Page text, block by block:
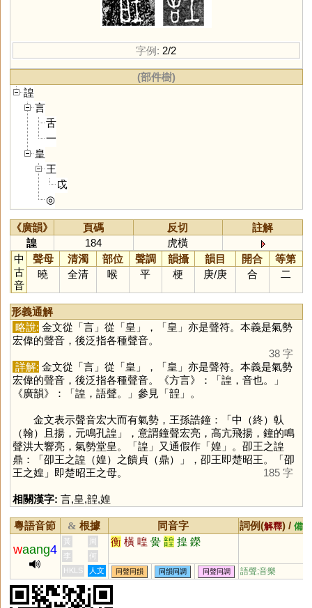
字例: 2/2
(部件樹)
諻
言
舌
一
皇
王
戉
◎
《廣韻》 頁碼 反切
註解
諻
184
虎橫
中
古
音
聲母 清濁 部位 聲調 韻攝 韻目 開合
等第
曉
全清 喉 平 梗 庚/庚 合 二
形義通解
略說: 金文從「言」從「皇 」，「皇 」亦是聲符。本義是氣勢
宏偉的聲音，後泛指各種聲音。
38 字
詳解: 金文從「言」從「皇 」，「皇 」亦是聲符。本義是氣勢
宏偉的聲音，後泛指各種聲音。《方言》：「諻，音也。」
《廣韻》：「諻，語聲。」參見「韹 」。
金文表示聲音宏大而有氣勢，王孫誥鐘：「中（終）倝
（翰）且揚，元鳴孔諻」，意謂鐘聲宏亮，高亢飛揚，鐘的鳴
聲洪大響亮，氣勢堂皇。「諻 」又通假作「媓 」。卲王之諻
鼎：「卲王之諻（媓）之饋貞（鼎）」，卲王即楚昭王。「卲
王之媓」即楚昭王之母。
185 字
相關漢字: 言,皇,韹,媓
粵語音節 & 根據 同音字 詞例(解釋) / 備註
waang4
黃 周 衡 橫 喤 黌 韹 揘 鑅
李
何
HKLS
人文 同聲同韻 同韻同調 同聲同調 語聲;音樂